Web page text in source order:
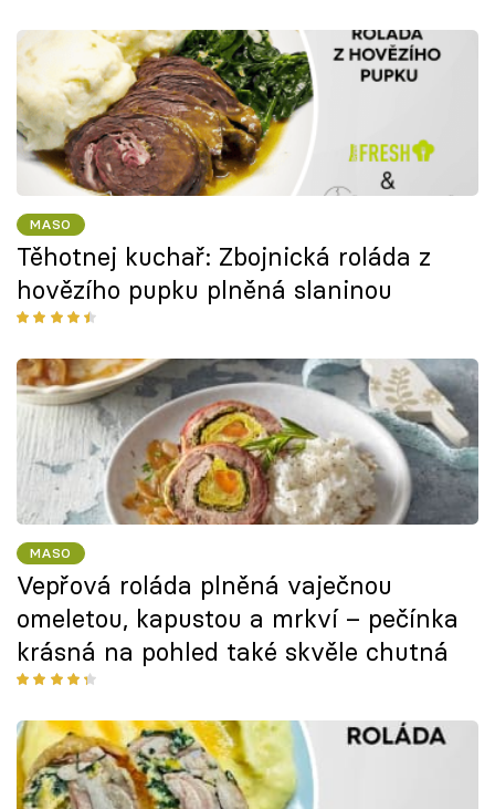
MASO
Těhotnej kuchař: Zbojnická roláda z
hovězího pupku plněná slaninou
MASO
Vepřová roláda plněná vaječnou
omeletou, kapustou a mrkví – pečínka
krásná na pohled také skvěle chutná